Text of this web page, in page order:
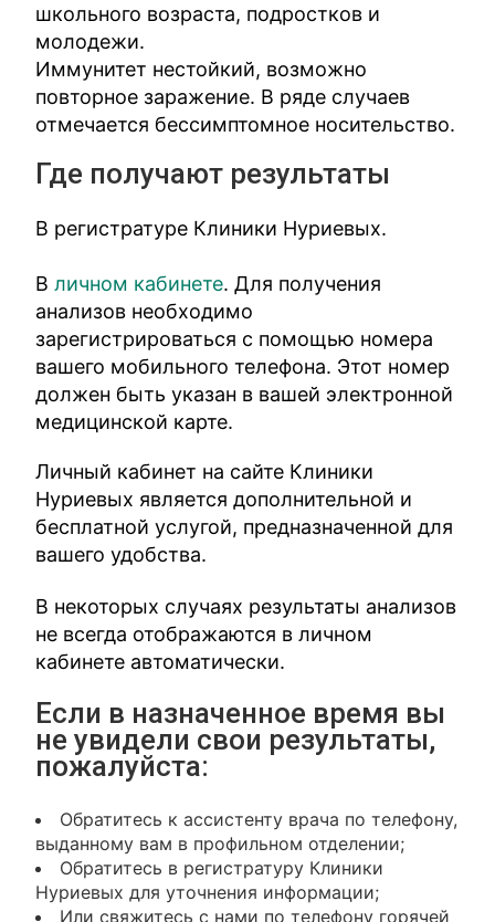
школьного возраста, подростков и
молодежи.
Иммунитет нестойкий, возможно
повторное заражение. В ряде случаев
отмечается бессимптомное носительство.
Где получают результаты
В регистратуре Клиники Нуриевых.
Вличном кабинете. Для получения
анализов необходимо
зарегистрироваться с помощью номера
вашего мобильного телефона. Этот номер
должен быть указан в вашей электронной
медицинской карте.
Личный кабинет на сайте Клиники
Нуриевых является дополнительной и
бесплатной услугой, предназначенной для
вашего удобства.
В некоторых случаях результаты анализов
не всегда отображаются в личном
кабинете автоматически.
Если в назначенное время вы
не увидели свои результаты,
пожалуйста:
Обратитесь к ассистенту врача по телефону,
выданному вам в профильном отделении;
Обратитесь в регистратуру Клиники
Нуриевых для уточнения информации;
Или свяжитесь с нами по телефону горячей